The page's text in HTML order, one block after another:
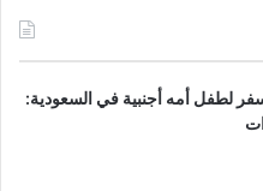
لطفل أمه أجنبية في السعودية: